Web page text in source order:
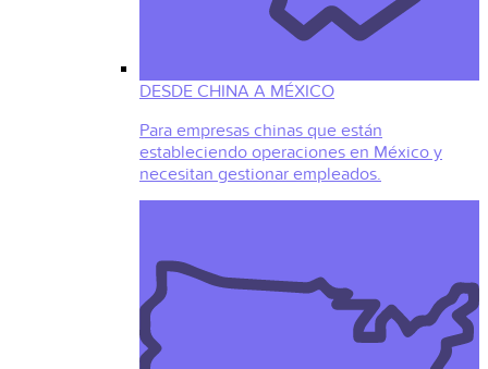
DESDE CHINA A MÉXICO
Para empresas chinas que están
estableciendo operaciones en México y
necesitan gestionar empleados.